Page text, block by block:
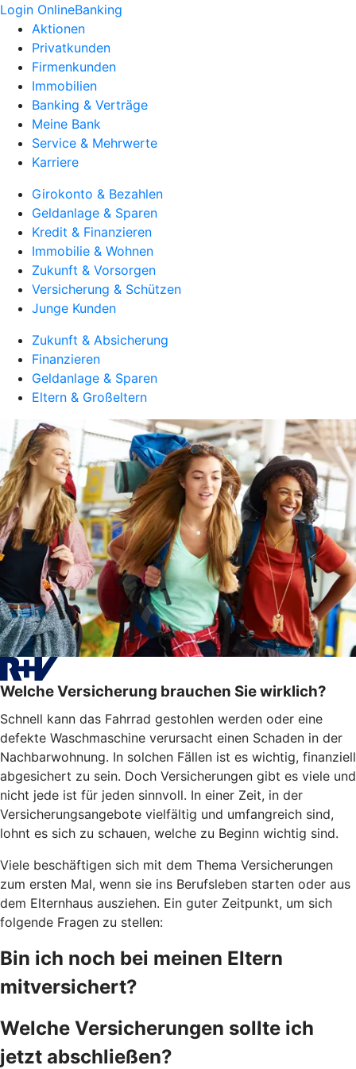
Login OnlineBanking
Aktionen
Privatkunden
Firmenkunden
Immobilien
Banking & Verträge
Meine Bank
Service & Mehrwerte
Karriere
Girokonto & Bezahlen
Geldanlage & Sparen
Kredit & Finanzieren
Immobilie & Wohnen
Zukunft & Vorsorgen
Versicherung & Schützen
Junge Kunden
Zukunft & Absicherung
Finanzieren
Geldanlage & Sparen
Eltern & Großeltern
Welche Versicherung brauchen Sie wirklich?
Schnell kann das Fahrrad gestohlen werden oder eine
defekte Waschmaschine verursacht einen Schaden in der
Nachbarwohnung. In solchen Fällen ist es wichtig, finanziell
abgesichert zu sein. Doch Versicherungen gibt es viele und
nicht jede ist für jeden sinnvoll. In einer Zeit, in der
Versicherungsangebote vielfältig und umfangreich sind,
lohnt es sich zu schauen, welche zu Beginn wichtig sind.
Viele beschäftigen sich mit dem Thema Versicherungen
zum ersten Mal, wenn sie ins Berufsleben starten oder aus
dem Elternhaus ausziehen. Ein guter Zeitpunkt, um sich
folgende Fragen zu stellen:
Bin ich noch bei meinen Eltern
mitversichert?
Welche Versicherungen sollte ich
jetzt abschließen?